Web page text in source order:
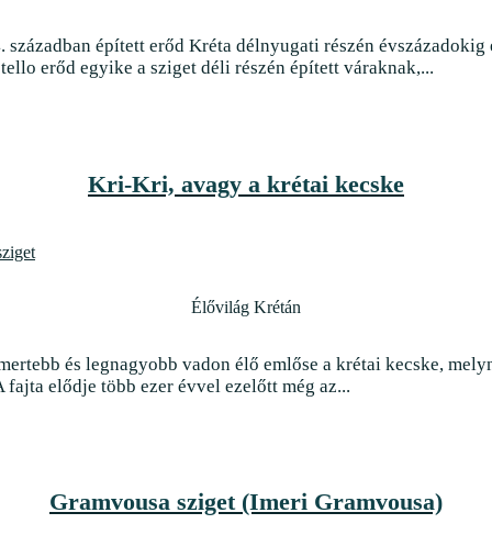
században épített erőd Kréta délnyugati részén évszázadokig
erőd egyike a sziget déli részén épített váraknak,...
Kri-Kri, avagy a krétai kecske
Élővilág Krétán
és legnagyobb vadon élő emlőse a krétai kecske,
elődje több ezer évvel ezelőtt még az...
Gramvousa sziget (Imeri Gramvousa)